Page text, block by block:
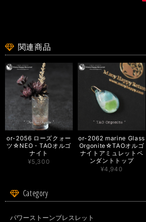
まりんさんの作られるものはいつも新しくて、そ
エリーもパワーストーンブレスも今回のシーグラ
エネルギーを感じます。 夏らしくて海を感じられ
護られるアクセサリーなので着けるのが楽しみで
ほのかに香るメニーハッピーリターンズの香りが
2026/08/01
今回も素敵な梱包でいい香りの中ピンクの可愛いサ
した(^^) いつもならあんまり選ばない色のピンク
うございました！
関連商品
or-2056 ローズクォー
ツ☆NEO・TAOオルゴ
ナイト
¥5,300
or-2062 marine Glass
Orgonite☆TAOオルゴ
ナイトアミュレットペ
ンダントトップ
¥4,940
Category
パワーストーンブレスレット